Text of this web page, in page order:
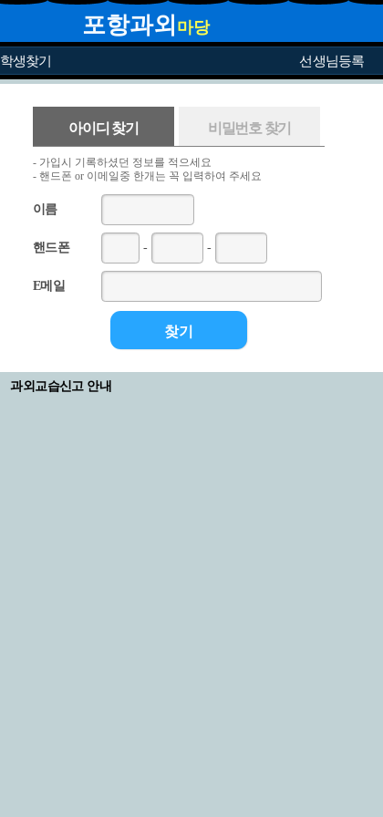
포항과외 마당
학생찾기 선생님등록
아이디 찾기 비밀번호 찾기
- 가입시 기록하셨던 정보를 적으세요
- 핸드폰 or 이메일중 한개는 꼭 입력하여 주세요
이름
핸드폰 - -
E메일
과외교습신고 안내